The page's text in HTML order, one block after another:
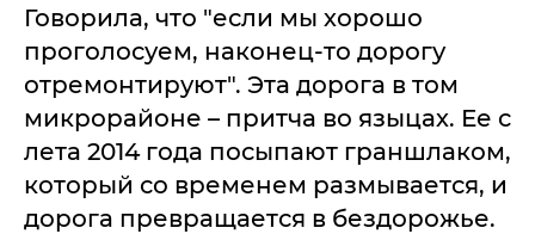
Говорила, что "если мы хорошо
проголосуем, наконец-то дорогу
отремонтируют". Эта дорога в том
микрорайоне – притча во языцах. Ее с
лета 2014 года посыпают граншлаком,
который со временем размывается, и
дорога превращается в бездорожье.